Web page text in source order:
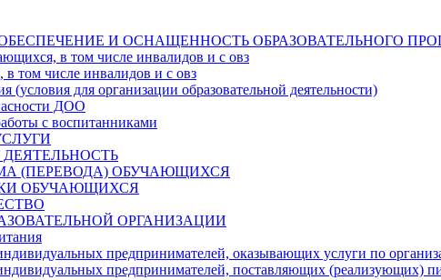
И ОСНАЩЕННОСТЬ ОБРАЗОВАТЕЛЬНОГО
в том числе инвалидов и с овз
том числе инвалидов и с овз
(условия для организации образовательной деятельности)
ДОО
с воспитанниками
(ПЕРЕВОДА) ОБУЧАЮЩИХСЯ
ОБУЧАЮЩИХСЯ
ОРГАНИЗАЦИИ
предпринимателей, оказывающих услуги по
предпринимателей, поставляющих (реализующих)